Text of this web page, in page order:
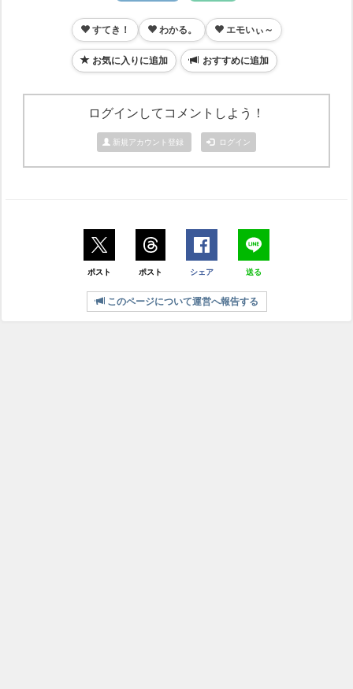
すてき！ わかる。 エモいぃ～
お気に入りに追加 おすすめに追加
ログインしてコメントしよう！
新規アカウント登録 ログイン
ポスト ポスト シェア 送る
このページについて運営へ報告する